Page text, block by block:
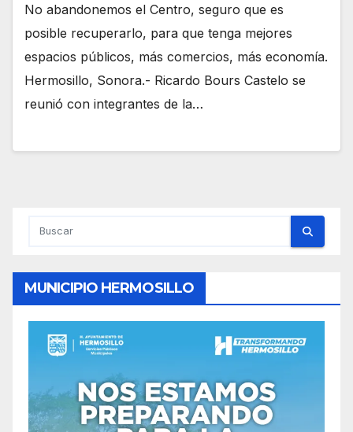
No abandonemos el Centro, seguro que es
posible recuperarlo, para que tenga mejores
espacios públicos, más comercios, más economía.
Hermosillo, Sonora.- Ricardo Bours Castelo se
reunió con integrantes de la…
MUNICIPIO HERMOSILLO